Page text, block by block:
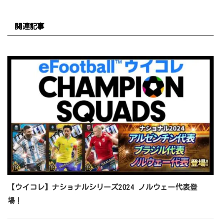
関連記事
【ウイコレ】ナショナルシリーズ2024 ノルウェー代表登
場！